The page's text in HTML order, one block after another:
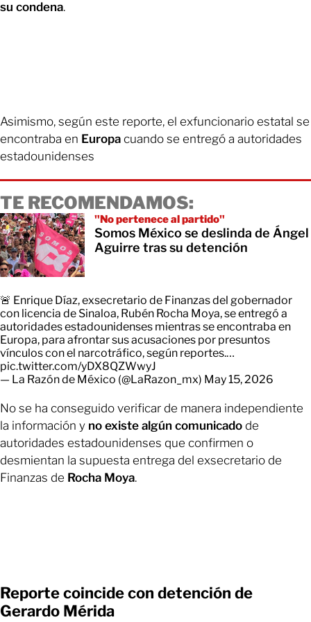
su condena.
Asimismo, según este reporte, el exfuncionario estatal se
encontraba en Europa cuando se entregó a autoridades
estadounidenses
TE RECOMENDAMOS:
"No pertenece al partido"
Somos México se deslinda de Ángel
Aguirre tras su detención
🚨 Enrique Díaz, exsecretario de Finanzas del gobernador
con licencia de Sinaloa, Rubén Rocha Moya, se entregó a
autoridades estadounidenses mientras se encontraba en
Europa, para afrontar sus acusaciones por presuntos
vínculos con el narcotráfico, según reportes.…
pic.twitter.com/yDX8QZWwyJ
— La Razón de México (@LaRazon_mx) May 15, 2026
No se ha conseguido verificar de manera independiente
la información y no existe algún comunicado de
autoridades estadounidenses que confirmen o
desmientan la supuesta entrega del exsecretario de
Finanzas de Rocha Moya.
Reporte coincide con detención de
Gerardo Mérida